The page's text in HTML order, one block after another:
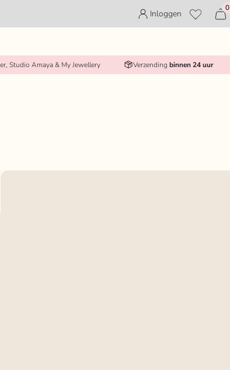
Inloggen
0
Studio Amaya & My Jewellery Verzending binnen 24 uur